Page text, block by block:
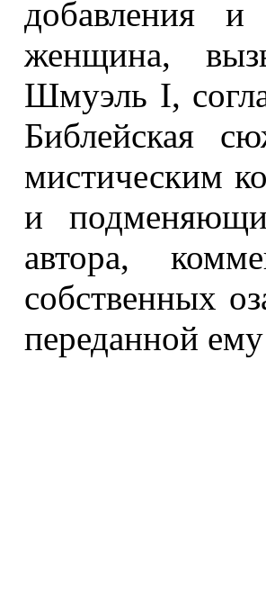
добавления
женщина,
Шмуэль I,
Библейская
мистическим
и
автора,
собственных
переданной